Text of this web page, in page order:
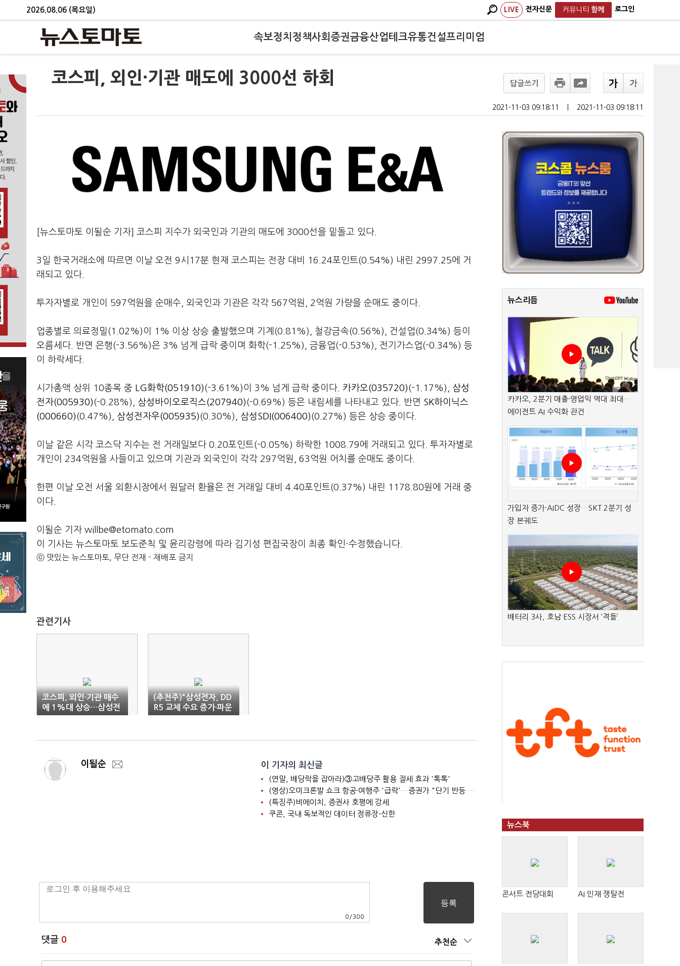
2026.08.06 (목요일) LIVE 전자신문 커뮤니티 함께 로그인
속보정치 정책사회 증권금융산업테크유통건설프리미엄
코스피, 외인·기관 매도에 3000선 하회 답글쓰기
2021-11-03 09:18:11 2021-11-03 09:18:11
[뉴스토마토 이될순 기자] 코스피 지수가 외국인과 기관의 매도에 3000선을 밑돌고 있다.
3일 한국거래소에 따르면 이날 오전 9시17분 현재 코스피는 전장 대비 16.24포인트(0.54%) 내린 2997.25에 거
래되고 있다.
투자자별로 개인이 597억원을 순매수, 외국인과 기관은 각각 567억원, 2억원 가량을 순매도 중이다.
업종별로 의료정밀(1.02%)이 1% 이상 상승 출발했으며 기계(0.81%), 철강금속(0.56%), 건설업(0.34%) 등이
오름세다. 반면 은행(-3.56%)은 3% 넘게 급락 중이며 화학(-1.25%), 금융업(-0.53%), 전기가스업(-0.34%) 등
이 하락세다.
시가총액 상위 10종목 중 LG화학(051910)(-3.61%)이 3% 넘게 급락 중이다. 카카오(035720)(-1.17%), 삼성
전자(005930)(-0.28%), 삼성바이오로직스(207940)(-0.69%) 등은 내림세를 나타내고 있다. 반면 SK하이닉스
(000660)(0.47%), 삼성전자우(005935)(0.30%), 삼성SDI(006400)(0.27%) 등은 상승 중이다.
이날 같은 시각 코스닥 지수는 전 거래일보다 0.20포인트(-0.05%) 하락한 1008.79에 거래되고 있다. 투자자별로
개인이 234억원을 사들이고 있으며 기관과 외국인이 각각 297억원, 63억원 어치를 순매도 중이다.
한편 이날 오전 서울 외환시장에서 원달러 환율은 전 거래일 대비 4.40포인트(0.37%) 내린 1178.80원에 거래 중
이다.
이될순 기자 willbe@etomato.com
이 기사는 뉴스토마토 보도준칙 및 윤리강령에 따라 김기성 편집국장이 최종 확인·수정했습니다.
ⓒ 맛있는 뉴스토마토, 무단 전재 - 재배포 금지
관련기사
코스피, 외인·기관 매수
에 1%대 상승…삼성전
자 2%대 강세
(추천주)"삼성전자, DD
R5 교체 수요 증가·파운
드리 투자 주목"
이될순 이 기자의 최신글
(연말, 배당락을 잡아라)③고배당주 활용 절세 효과 '톡톡'
(영상)오미크론발 쇼크 항공·여행주 '급락'…증권가 "단기 반등 여력 약화"
(특징주)비에이치, 증권사 호평에 강세
쿠콘, 국내 독보적인 데이터 정류장-신한
0 /300
댓글 0 추천순
뉴스리듬
카카오, 2분기 매출·영업익 역대 최대…
에이전트 AI 수익화 관건
가입자 증가·AIDC 성장…SKT 2분기 성
장 본궤도
배터리 3사, 호남 ESS 시장서 ‘격돌’
뉴스북
콘서트 전당대회 AI 인재 쟁탈전